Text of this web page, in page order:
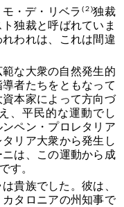
・デ・リベラ (２)独裁
独裁と呼ばれていま
われは、これは間違
な大衆の自然発生的
者たちをともなって
本家によって方向づ
、平民的な運動でし
ペン・プロレタリア
リア大衆から発生し
は、この運動から成
す。
貴族でした。彼は、
タロニアの州知事で